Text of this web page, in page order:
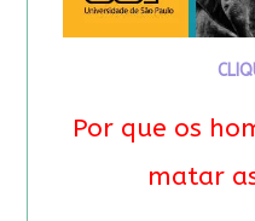
Por que os
matar